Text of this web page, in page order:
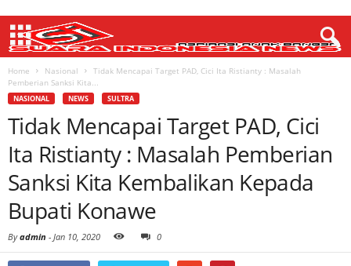
Home Nasional
Tidak Mencapai Target PAD, Cici Ita Ristianty : Masalah
Pemberian Sanksi Kita...
NASIONAL NEWS SULTRA
Tidak Mencapai Target PAD, Cici
Ita Ristianty : Masalah Pemberian
Sanksi Kita Kembalikan Kepada
Bupati Konawe
Byadmin - Jan 10, 2020 0